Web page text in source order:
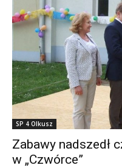
SP 4 Olkusz
Zabawy nadszedł
w „Czwórce”